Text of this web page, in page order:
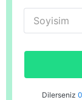
Soyisim
Dilerseniz